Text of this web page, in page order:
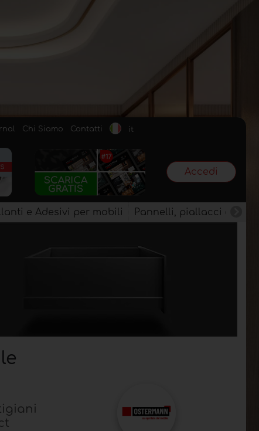
Chi Siamo Contatti it
Accedi
e Adesivi per mobili Pannelli, piallacci e